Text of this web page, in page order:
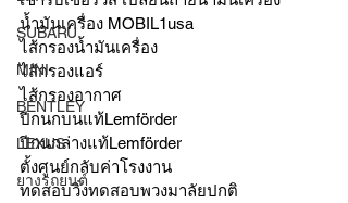
SUBARU
MINI
BENTLEY
LEXUS
ยางรถยนต์
น้ำมันเครื่อง MOBIL1usa
ไส้กรองน้ำมันเครื่อง
ไส้กรองแอร์
ไส้กรองอากาศ
ปีกนกบนแท้Lemförder
ปีกนกล่างแท้Lemförder
ตั้งศูนย์กลับค่าโรงงาน
ทดสอบวิ่งทดสอบพวงมาลัยปกติ